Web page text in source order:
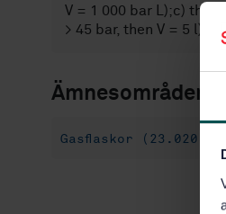
V = 1 000 bar L);c) the
> 45 bar, then V = 5 l).
Ämnesområden
Gasflaskor (23.020.35)